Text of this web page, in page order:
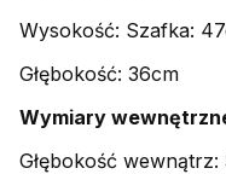
Wysokość: Szafka:
Głębokość: 36cm
Wymiary
Głębokość wewnątrz: